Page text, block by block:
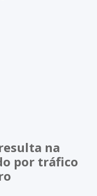
na
por tráfico